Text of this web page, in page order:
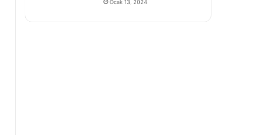
Ocak 13, 2024